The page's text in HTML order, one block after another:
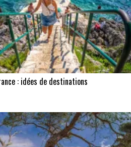
: idées de destinations